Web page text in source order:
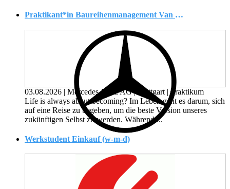
Praktikant*in Baureihenmanagement Van / Einkauf MP/X (Pflicht-Praktikum)
03.08.2026 | Mercedes-Benz AG| Stuttgart | Praktikum
Life is always about becoming? Im Leben geht es darum, sich
auf eine Reise zu begeben, um die beste Version unseres
zukünftigen Selbst zu werden. Während ...
Werkstudent Einkauf (w-m-d)